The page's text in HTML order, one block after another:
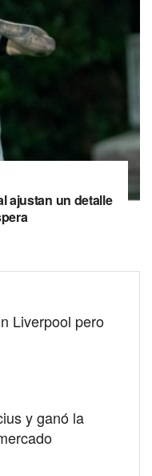
ajustan un detalle
Liverpool pero
y ganó la